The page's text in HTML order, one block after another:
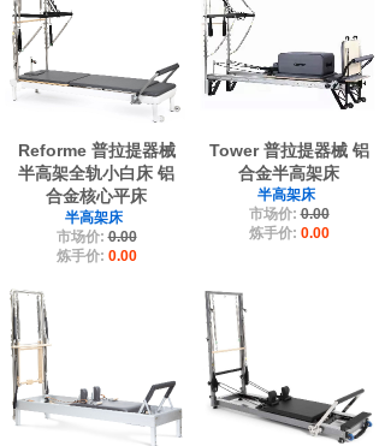
Reforme 普拉提器械
半高架全轨小白床 铝
合金核心平床
半高架床
市场价:0.00
炼手价: 0.00
Tower 普拉提器械 铝
合金半高架床
半高架床
市场价:0.00
炼手价: 0.00